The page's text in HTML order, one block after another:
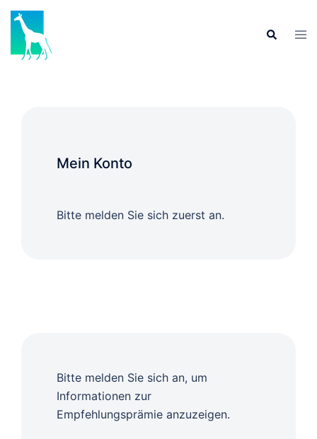
Mein Konto
Bitte melden Sie sich zuerst an.
Bitte melden Sie sich an, um
Informationen zur
Empfehlungsprämie anzuzeigen.